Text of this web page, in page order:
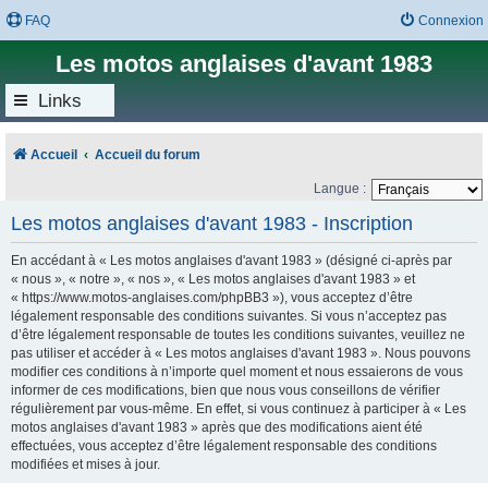
FAQ Connexion
Les motos anglaises d'avant 1983
Links
Accueil Accueil du forum
Langue :
Les motos anglaises d'avant 1983 - Inscription
En accédant à « Les motos anglaises d'avant 1983 » (désigné ci-après par
« nous », « notre », « nos », « Les motos anglaises d'avant 1983 » et
« https://www.motos-anglaises.com/phpBB3 »), vous acceptez d’être
légalement responsable des conditions suivantes. Si vous n’acceptez pas
d’être légalement responsable de toutes les conditions suivantes, veuillez ne
pas utiliser et accéder à « Les motos anglaises d'avant 1983 ». Nous pouvons
modifier ces conditions à n’importe quel moment et nous essaierons de vous
informer de ces modifications, bien que nous vous conseillons de vérifier
régulièrement par vous-même. En effet, si vous continuez à participer à « Les
motos anglaises d'avant 1983 » après que des modifications aient été
effectuées, vous acceptez d’être légalement responsable des conditions
modifiées et mises à jour.